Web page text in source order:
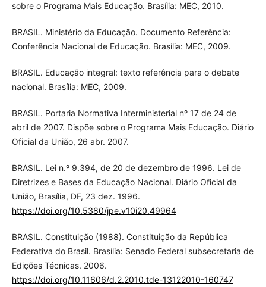
sobre o Programa Mais Educação. Brasília: MEC, 2010.
BRASIL. Ministério da Educação. Documento Referência:
Conferência Nacional de Educação. Brasília: MEC, 2009.
BRASIL. Educação integral: texto referência para o debate
nacional. Brasília: MEC, 2009.
BRASIL. Portaria Normativa Interministerial nº 17 de 24 de
abril de 2007. Dispõe sobre o Programa Mais Educação. Diário
Oficial da União, 26 abr. 2007.
BRASIL. Lei n.º 9.394, de 20 de dezembro de 1996. Lei de
Diretrizes e Bases da Educação Nacional. Diário Oficial da
União, Brasília, DF, 23 dez. 1996.
https://doi.org/10.5380/jpe.v10i20.49964
BRASIL. Constituição (1988). Constituição da República
Federativa do Brasil. Brasília: Senado Federal subsecretaria de
Edições Técnicas. 2006.
https://doi.org/10.11606/d.2.2010.tde-13122010-160747